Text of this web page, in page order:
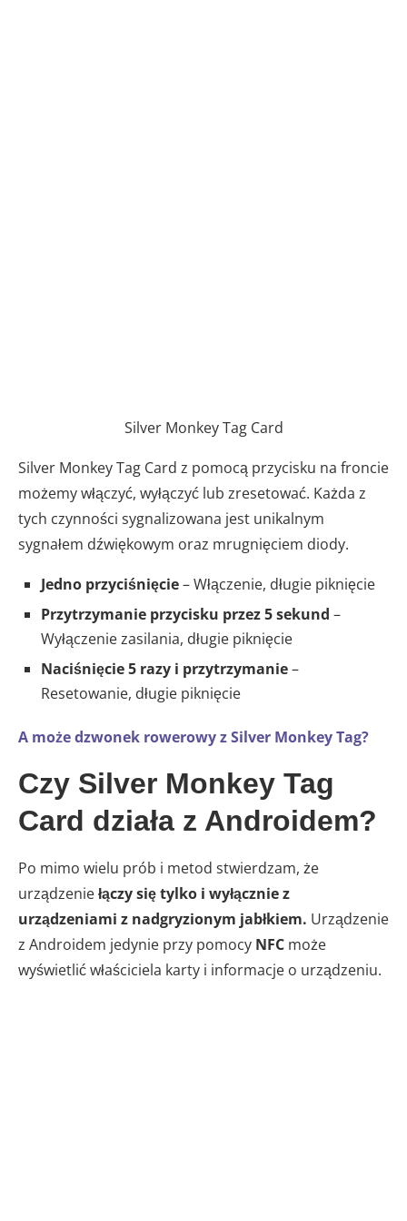
Silver Monkey Tag Card
Silver Monkey Tag Card z pomocą przycisku na froncie
możemy włączyć, wyłączyć lub zresetować. Każda z
tych czynności sygnalizowana jest unikalnym
sygnałem dźwiękowym oraz mrugnięciem diody.
Jedno przyciśnięcie– Włączenie, długie piknięcie
Przytrzymanie przycisku przez 5 sekund –
Wyłączenie zasilania, długie piknięcie
Naciśnięcie 5 razy i przytrzymanie–
Resetowanie, długie piknięcie
A może dzwonek rowerowy z Silver Monkey Tag?
Czy Silver Monkey Tag
Card działa z Androidem?
Po mimo wielu prób i metod stwierdzam, że
urządzeniełączy się tylko i wyłącznie z
urządzeniami z nadgryzionym jabłkiem. Urządzenie
z Androidem jedynie przy pomocy NFC może
wyświetlić właściciela karty i informacje o urządzeniu.